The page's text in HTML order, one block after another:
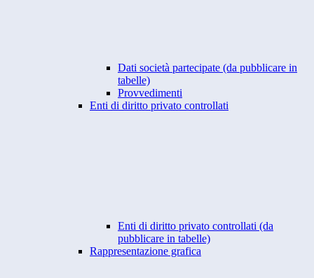
Dati società partecipate (da pubblicare in
tabelle)
Provvedimenti
Enti di diritto privato controllati
Enti di diritto privato controllati (da
pubblicare in tabelle)
Rappresentazione grafica